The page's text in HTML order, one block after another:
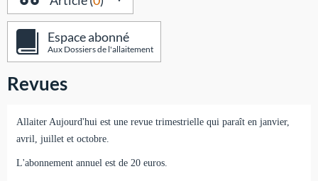
Espace abonné
Aux Dossiers de l'allaitement
Revues
Allaiter Aujourd'hui est une revue trimestrielle qui paraît en janvier,
avril, juillet et octobre.
L'abonnement annuel est de 20 euros.